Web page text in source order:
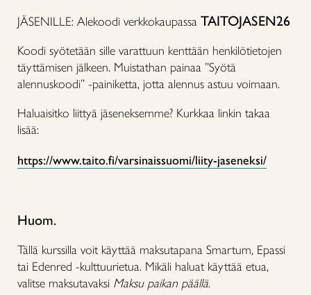
JÄSENILLE: Alekoodi verkkokaupassa TAITOJASEN26
Koodi syötetään sille varattuun kenttään henkilötietojen
täyttämisen jälkeen. Muistathan painaa ”Syötä
alennuskoodi” -painiketta, jotta alennus astuu voimaan.
Haluaisitko liittyä jäseneksemme? Kurkkaa linkin takaa
lisää:
https://www.taito.fi/varsinaissuomi/liity-jaseneksi/
Huom.
Tällä kurssilla voit käyttää maksutapana Smartum, Epassi
tai Edenred -kulttuurietua. Mikäli haluat käyttää etua,
valitse maksutavaksi Maksu paikan päällä.